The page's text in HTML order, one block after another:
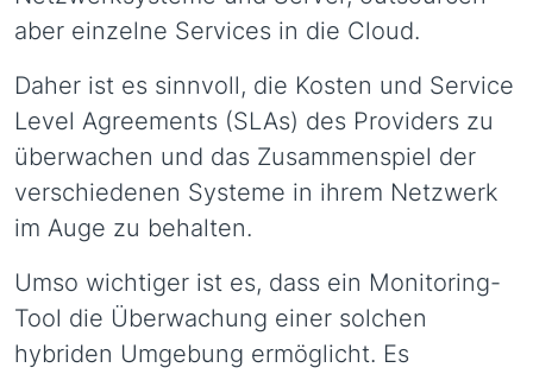
aber einzelne Services in die Cloud.
Daher ist es sinnvoll, die Kosten und Service
Level Agreements (SLAs) des Providers zu
überwachen und das Zusammenspiel der
verschiedenen Systeme in ihrem Netzwerk
im Auge zu behalten.
Umso wichtiger ist es, dass ein Monitoring-
Tool die Überwachung einer solchen
hybriden Umgebung ermöglicht. Es